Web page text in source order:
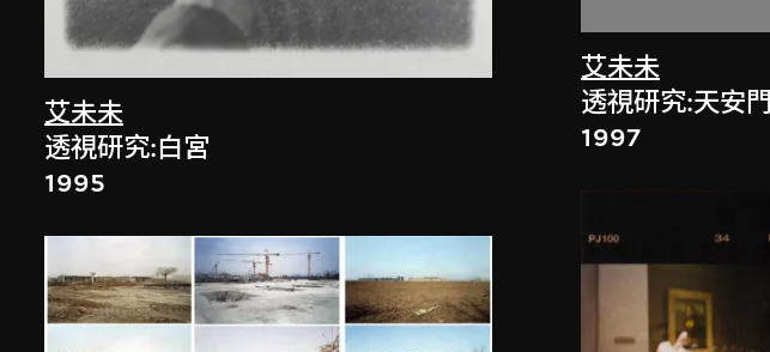
艾未未
透視研究:白宮
1995
艾未未
透視研究:天安門
1997